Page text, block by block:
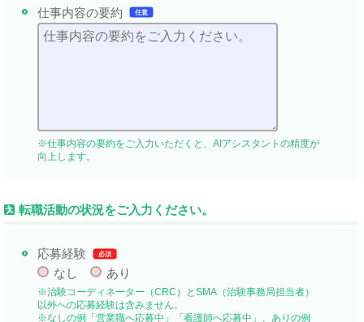
仕事内容の要約 任意
※仕事内容の要約をご入力いただくと、AIアシスタントの精度が
向上します。
転職活動の状況をご入力ください。
応募経験 必須
なし あり
※治験コーディネーター（CRC）とSMA（治験事務局担当者）
以外への応募経験は含みません。
※なしの例「営業職へ応募中」「看護師へ応募中」、ありの例